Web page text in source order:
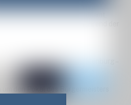
Einwohnermeldeamt,
StALU Mittleres Mecklenburg –